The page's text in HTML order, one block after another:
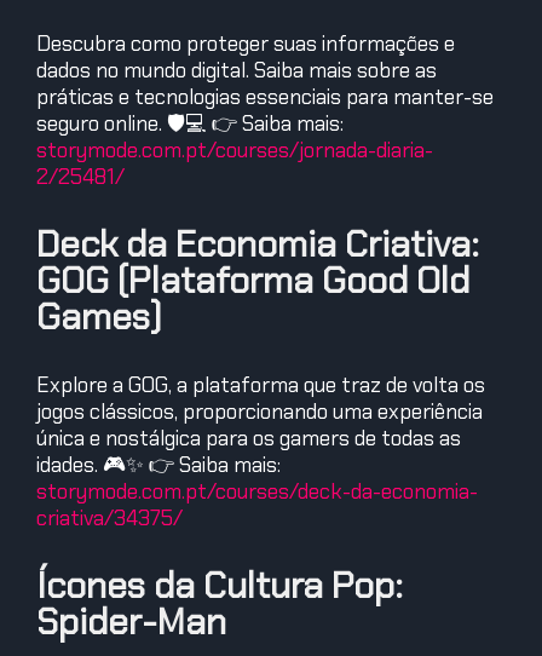
Descubra como proteger suas informações e
dados no mundo digital. Saiba mais sobre as
práticas e tecnologias essenciais para manter-se
seguro online. 🛡️💻 👉 Saiba mais:
storymode.com.pt/courses/jornada-diaria-
2/25481/
Deck da Economia Criativa:
GOG (Plataforma Good Old
Games)
Explore a GOG, a plataforma que traz de volta os
jogos clássicos, proporcionando uma experiência
única e nostálgica para os gamers de todas as
idades. 🎮✨ 👉 Saiba mais:
storymode.com.pt/courses/deck-da-economia-
criativa/34375/
Ícones da Cultura Pop:
Spider-Man